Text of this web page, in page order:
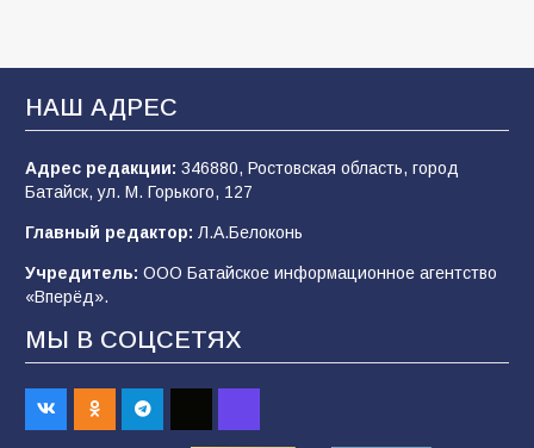
В Батайске продолжаются дорожные работы
107 04.08.2026
строительные профессии в ходе
спортивного праздника
90
«Слухами Москву не возьмёшь»: почему
заявления Киева о мобилизации — это
отчаяние, а не разведка
НАШ АДРЕС
Адрес редакции: 346880, Ростовская область, город
Батайск, ул. М. Горького, 127
Главный редактор: Л.А.Белоконь
Учредитель: ООО Батайское информационное агентство
«Вперёд».
МЫ В СОЦСЕТЯХ